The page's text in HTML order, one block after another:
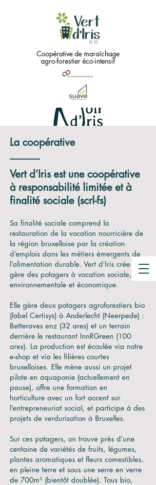
Coopérative de maraîchage
agro-forestier éco-intensif
Green
needs...
Black !!
de compostage
Crowdfunding
La coopérative
Vert d’Iris est une coopérative
à responsabilité limitée et à
finalité sociale (scrl-fs)
Sa finalité sociale comprend la
restauration de la vocation nourricière de
la région bruxelloise par la création
d’emplois dans les métiers émergents de
l’alimentation durable. Vert d’Iris crée et
gère des potagers à vocation sociale,
environnementale et économique.
Elle gère deux potagers agroforestiers bio
(label Certisys) à Anderlecht (Neerpede) :
Betteraves enz (32 ares) et un terrain
derrière le restaurant InnRGreen (100
ares). La production est écoulée via notre
e-shop et via les filières courtes
bruxelloises. Elle mène aussi un projet
pilote en aquaponie (actuellement en
pause), offre une formation en
horticulture avec un fort accent sur
l’entrepreneuriat social, et participe à des
projets de verdurisation à Bruxelles.
Sur ces potagers, on trouve près d’une
centaine de variétés de fruits, légumes,
plantes aromatiques et fleurs comestibles,
en pleine terre et sous une serre en verre
de 700m² (bientôt doublée). Tous bio,